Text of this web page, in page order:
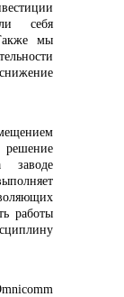
себя
мы
заводе
работы